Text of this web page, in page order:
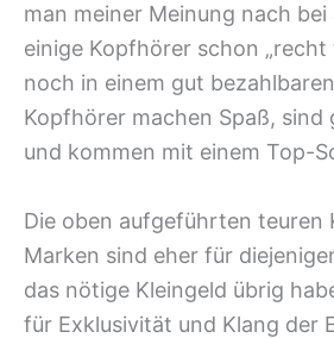
man meiner Meinung nach
einige Kopfhörer schon „recht
noch in einem gut
Kopfhörer machen Spaß, sind
und kommen mit einem Top-
Die oben aufgeführten teuren
Marken sind eher für
das nötige Kleingeld übrig
für Exklusivität und Klang der